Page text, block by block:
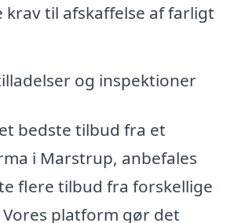
krav til afskaffelse af farligt
og inspektioner
bedste tilbud fra et
i Marstrup, anbefales
flere tilbud fra forskellige
platform gør det